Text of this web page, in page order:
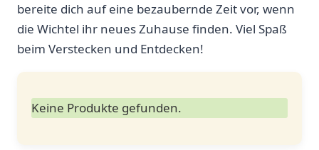
bereite dich auf​ eine bezaubernde Zeit vor, wenn
die Wichtel ihr neues Zuhause finden. Viel Spaß
beim Verstecken und Entdecken!
Keine Produkte gefunden.